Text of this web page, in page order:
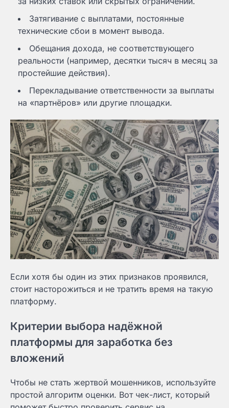
Затягивание с выплатами, постоянные
технические сбои в момент вывода.
Обещания дохода, не соответствующего
реальности (например, десятки тысяч в месяц за
простейшие действия).
Перекладывание ответственности за выплаты
на «партнёров» или другие площадки.
Если хотя бы один из этих признаков проявился,
стоит насторожиться и не тратить время на такую
платформу.
Критерии выбора надёжной
платформы для заработка без
вложений
Чтобы не стать жертвой мошенников, используйте
простой алгоритм оценки. Вот чек-лист, который